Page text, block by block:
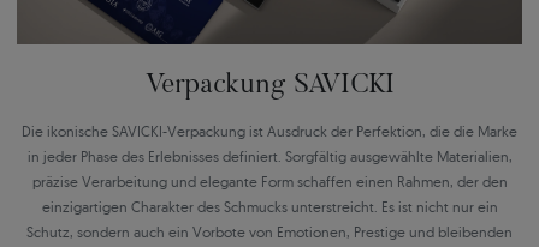
Verpackung SAVICKI
Die ikonische SAVICKI-Verpackung ist Ausdruck der Perfektion, die die Marke
in jeder Phase des Erlebnisses definiert. Sorgfältig ausgewählte Materialien,
präzise Verarbeitung und elegante Form schaffen einen Rahmen, der den
einzigartigen Charakter des Schmucks unterstreicht. Es ist nicht nur ein
Schutz, sondern auch ein Vorbote von Emotionen, Prestige und bleibenden